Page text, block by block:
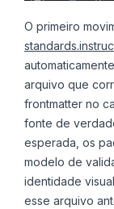
O primeiro
arquivo que
frontmatter no
fonte de
esperada, os
modelo de
identidade
esse arquivo